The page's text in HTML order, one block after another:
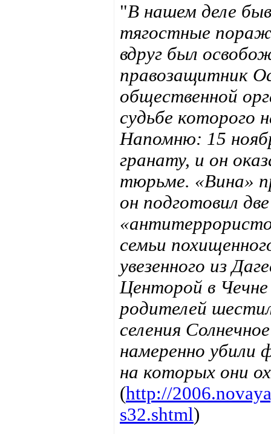
"В нашем деле
тягостные
вдруг был
правозащитник
общественной
судьбе которого
Напомню: 15
гранату, и он
тюрьме. «Вина»
он подготовил
семьи
увезенного из
Центорой в
родителей
селения
намеренно убили
на которых они
(http://
s32.shtml)